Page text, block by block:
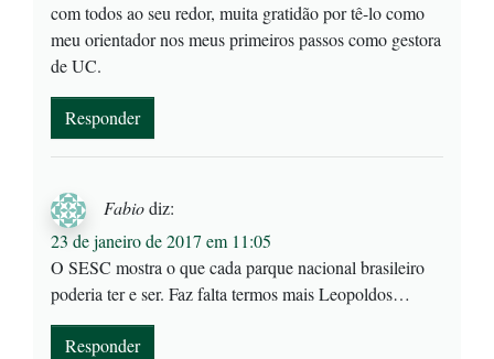
com todos ao seu redor, muita gratidão por tê-lo como
meu orientador nos meus primeiros passos como gestora
de UC.
Responder
Fabiodiz:
23 de janeiro de 2017 em 11:05
O SESC mostra o que cada parque nacional brasileiro
poderia ter e ser. Faz falta termos mais Leopoldos…
Responder